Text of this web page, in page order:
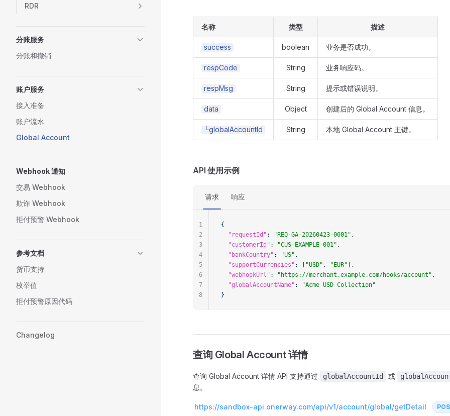
RDR
分账服务
分账和撤销
账户服务
接入准备
账户流水
Global Account
Webhook 通知
交易 Webhook
欺诈 Webhook
拒付预警 Webhook
参考文档
货币支持
枚举值
拒付预警原因代码
Changelog
名称 类型 描述
success boolean 业务是否成功。
respCode String 业务响应码。
respMsg String 提示或错误说明。
data Object 创建后的 Global Account 信息。
└globalAccountId String 本地 Global Account 主键。
API 使用示例
请求 响应
{
  "requestId"
: "REQ-GA-20260423-0001" ,
  "customerId"
: "CUS-EXAMPLE-001" ,
  "bankCountry"
: "US" ,
  "supportCurrencies"
: [ "USD" , "EUR" ],
  "webhookUrl"
: "https://merchant.example.com/hooks/account" ,
  "globalAccountName"
:
"Acme USD Collection"
}
1
2
3
4
5
6
7
8
查询 Global Account 详情
查询 Global Account 详情 API 支持通过 globalAccountId 或
息。
https://sandbox-api.onerway.com/api/v1/account/global/getDetail